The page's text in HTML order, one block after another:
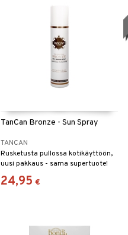
TanCan Bronze - Sun Spray
TANCAN
Rusketusta pullossa kotikäyttöön,
uusi pakkaus - sama supertuote!
24,95 €